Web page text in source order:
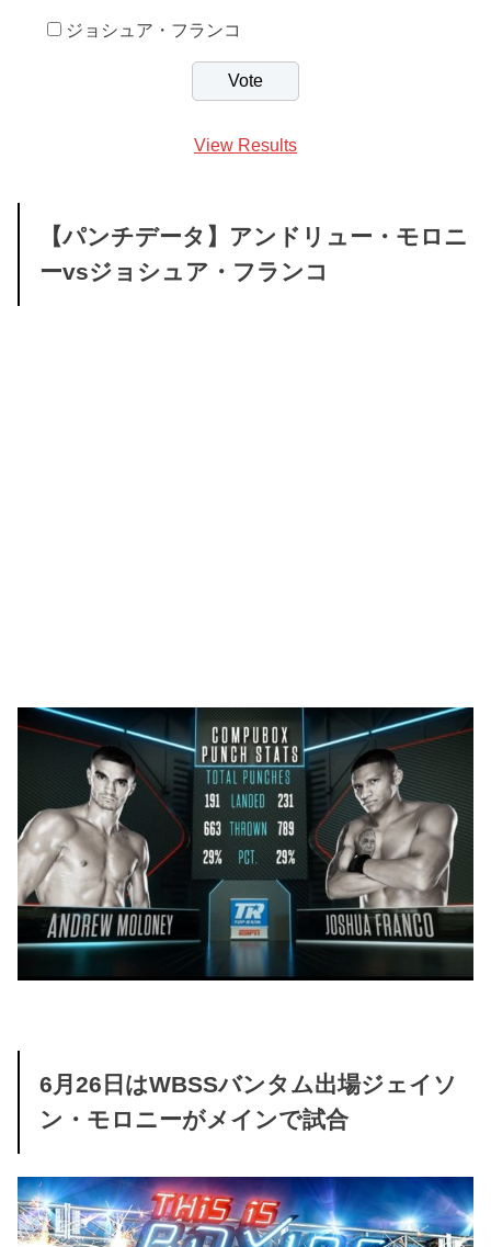
ジョシュア・フランコ
View Results
【パンチデータ】アンドリュー・モロニ
ーvsジョシュア・フランコ
6月26日はWBSSバンタム出場ジェイソ
ン・モロニーがメインで試合